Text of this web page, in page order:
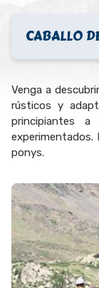
CABALLO
Venga a
rústicos y
principiantes
experimentados.
ponys.